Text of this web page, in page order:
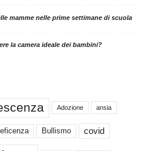
mamme nelle prime settimane di scuola
la camera ideale dei bambini?
Adozione ansia
Bullismo covid